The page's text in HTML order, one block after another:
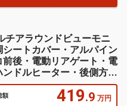
アラウンドビューモニ
ートカバー・アルパイン
後・電動リアゲート・電
ドルヒーター・後側方車
額 419.9 万円